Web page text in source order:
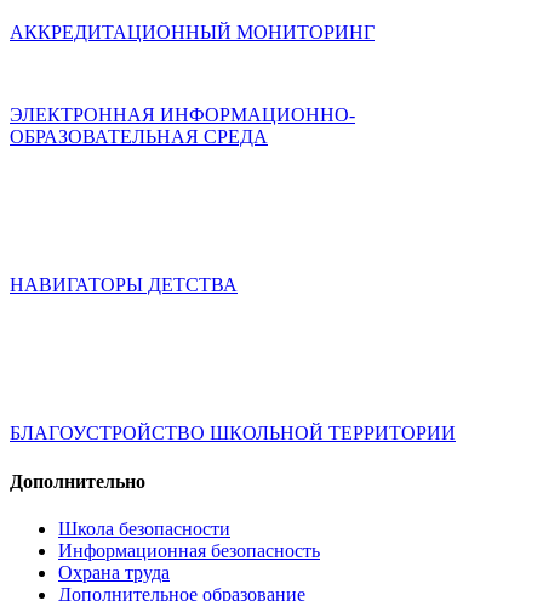
АККРЕДИТАЦИОННЫЙ МОНИТОРИНГ
ЭЛЕКТРОННАЯ ИНФОРМАЦИОННО-
ОБРАЗОВАТЕЛЬНАЯ СРЕДА
НАВИГАТОРЫ ДЕТСТВА
БЛАГОУСТРОЙСТВО ШКОЛЬНОЙ ТЕРРИТОРИИ
Дополнительно
Школа безопасности
Информационная безопасность
Охрана труда
Дополнительное образование